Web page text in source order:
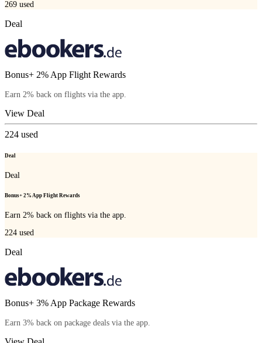
269 used
Deal
Bonus+ 2% App Flight Rewards
Earn 2% back on flights via the app.
View Deal
224 used
Deal
Deal
Bonus+ 2% App Flight Rewards
Earn 2% back on flights via the app.
224 used
Deal
Bonus+ 3% App Package Rewards
Earn 3% back on package deals via the app.